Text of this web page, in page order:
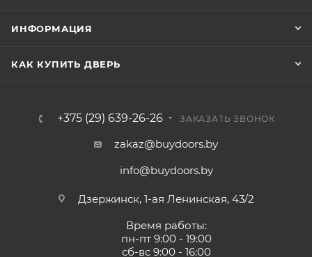
ИНФОРМАЦИЯ
КАК КУПИТЬ ДВЕРЬ
+375 (29) 639-26-26 ЗАКАЗАТЬ ЗВОНОК
zakaz@buydoors.by
info@buydoors.by
Дзержинск, 1-ая Ленинская, 43/2
Время работы:
пн-пт 9:00 - 19:00
сб-вс 9:00 - 16:00